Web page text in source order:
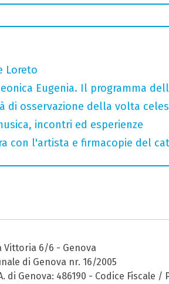
Loreto
Eugenia. Il programma
di osservazione della volta
incontri ed esperienze
con l'artista e firmacopie del
Vittoria 6/6 - Genova
di Genova nr. 16/2005
Genova: 486190 - Codice Fiscale /